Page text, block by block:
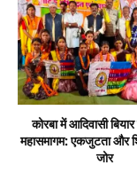
कोरबा में आदिवासी
महासमागम: एकजुटता और
जोर